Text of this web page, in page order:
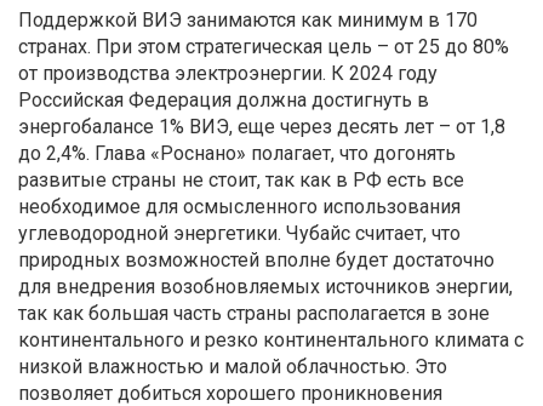
Поддержкой ВИЭ занимаются как минимум в 170
странах. При этом стратегическая цель – от 25 до 80%
от производства электроэнергии. К 2024 году
Российская Федерация должна достигнуть в
энергобалансе 1% ВИЭ, еще через десять лет – от 1,8
до 2,4%. Глава «Роснано» полагает, что догонять
развитые страны не стоит, так как в РФ есть все
необходимое для осмысленного использования
углеводородной энергетики. Чубайс считает, что
природных возможностей вполне будет достаточно
для внедрения возобновляемых источников энергии,
так как большая часть страны располагается в зоне
континентального и резко континентального климата с
низкой влажностью и малой облачностью. Это
позволяет добиться хорошего проникновения